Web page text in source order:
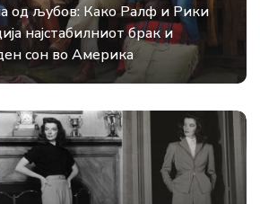
од љубов: Како Ралф и Рики
најстабилниот брак и
сон во Америка